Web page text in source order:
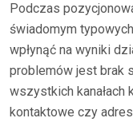
Podczas
świadomym
wpłynąć na wyniki
problemów jest brak
wszystkich kanałach
kontaktowe czy